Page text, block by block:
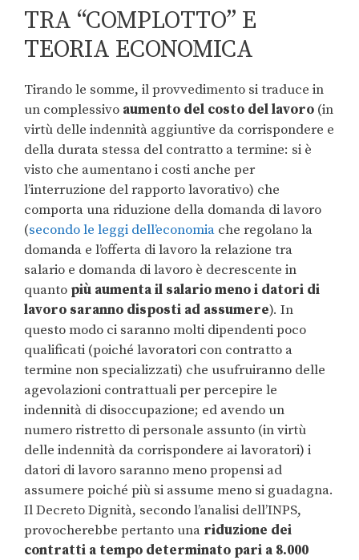
TRA “COMPLOTTO” E
TEORIA ECONOMICA
Tirando le somme, il provvedimento si traduce in
un complessivo aumento del costo del lavoro (in
virtù delle indennità aggiuntive da corrispondere e
della durata stessa del contratto a termine: si è
visto che aumentano i costi anche per
l’interruzione del rapporto lavorativo) che
comporta una riduzione della domanda di lavoro
(secondo le leggi dell’economia che regolano la
domanda e l’offerta di lavoro la relazione tra
salario e domanda di lavoro è decrescente in
quanto più aumenta il salario meno i datori di
lavoro saranno disposti ad assumere). In
questo modo ci saranno molti dipendenti poco
qualificati (poiché lavoratori con contratto a
termine non specializzati) che usufruiranno delle
agevolazioni contrattuali per percepire le
indennità di disoccupazione; ed avendo un
numero ristretto di personale assunto (in virtù
delle indennità da corrispondere ai lavoratori) i
datori di lavoro saranno meno propensi ad
assumere poiché più si assume meno si guadagna.
Il Decreto Dignità, secondo l’analisi dell’INPS,
provocherebbe pertanto una riduzione dei
contratti a tempo determinato pari a 8.000